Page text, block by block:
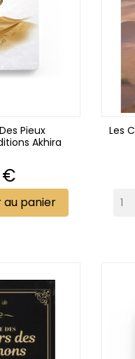
Pieux
Akhira
€
au panier
Les